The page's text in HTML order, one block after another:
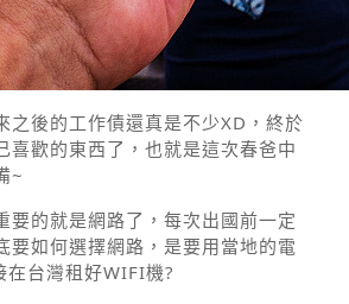
之後的工作債還真是不少XD，終於
喜歡的東西了，也就是這次春爸中
~
要的就是網路了，每次出國前一定
要如何選擇網路，是要用當地的電
在台灣租好WIFI機?